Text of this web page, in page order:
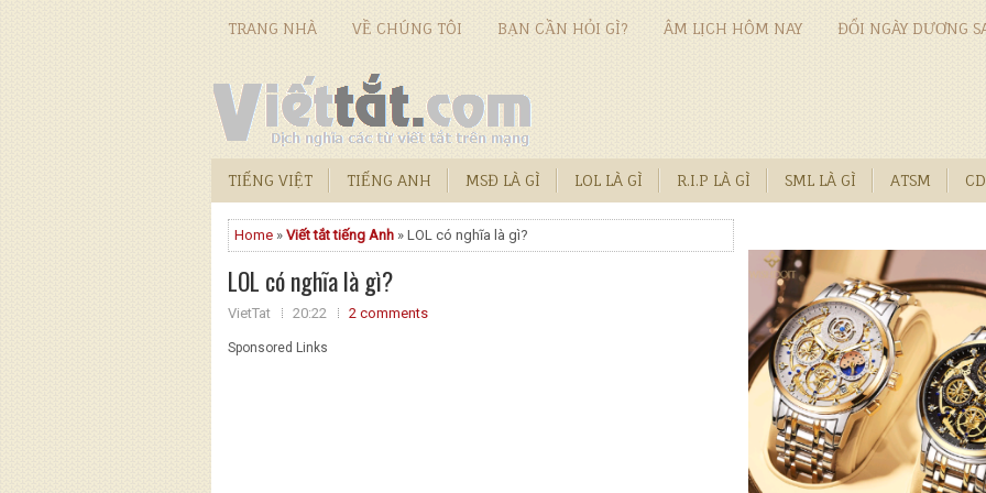
TRANG NHÀ VỀ CHÚNG TÔI BẠN CẦN HỎI GÌ? ÂM LỊCH HÔM NAY ĐỔI NGÀY DƯƠNG
TIẾNG VIỆT TIẾNG ANH MSĐ LÀ GÌ LOL LÀ GÌ R.I.P LÀ GÌ SML LÀ GÌ ATSM
Home » Viết tắt tiếng Anh » LOL có nghĩa là gì?
LOL có nghĩa là gì?
VietTat 20:22 2 comments
Sponsored Links